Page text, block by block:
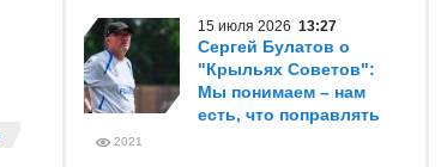
15 июля 2026 13:27
Сергей Булатов о
"Крыльях Советов":
Мы понимаем – нам
есть, что поправлять
2021